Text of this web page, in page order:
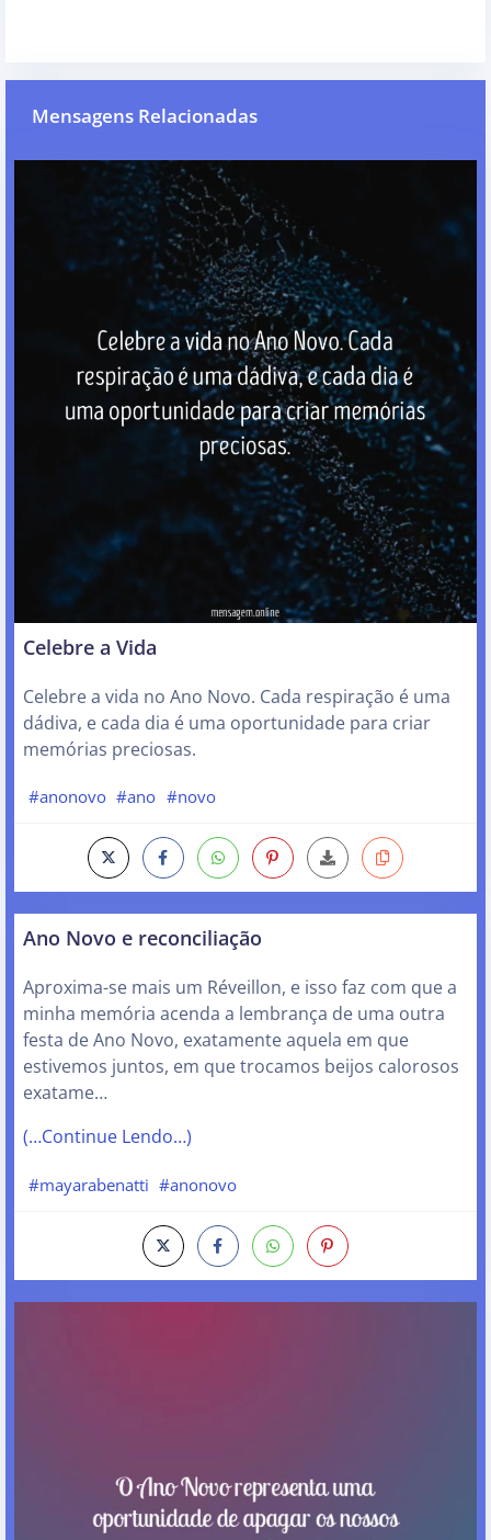
Mensagens Relacionadas
Celebre a Vida
Celebre a vida no Ano Novo. Cada respiração é uma
dádiva, e cada dia é uma oportunidade para criar
memórias preciosas.
#anonovo #ano #novo
Ano Novo e reconciliação
Aproxima-se mais um Réveillon, e isso faz com que a
minha memória acenda a lembrança de uma outra
festa de Ano Novo, exatamente aquela em que
estivemos juntos, em que trocamos beijos calorosos
exatame…
(…Continue Lendo…)
#mayarabenatti #anonovo